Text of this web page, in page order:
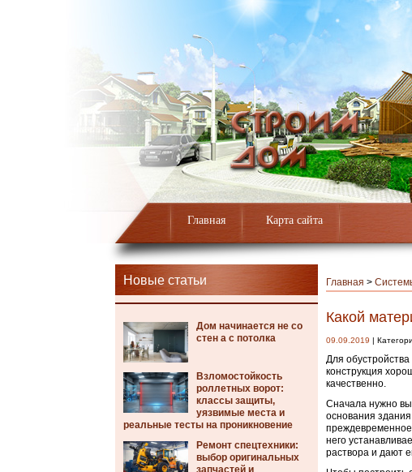
Главная Карта сайта
Новые статьи
Дом начинается не со
стен а с потолка
Взломостойкость
роллетных ворот:
классы защиты,
уязвимые места и
реальные тесты на проникновение
Ремонт спецтехники:
выбор оригинальных
запчастей и
Главная >
Какой
09.09.2019 |
Для
конструкция
качественно.
Сначала нужно
основания
него
раствора и дают